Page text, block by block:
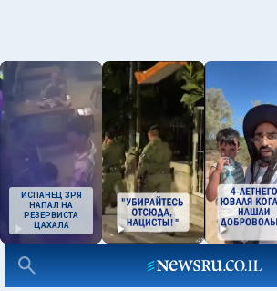
ИСПАНЕЦ ЗРЯ
НАПАЛ НА
РЕЗЕРВИСТА
ЦАХАЛА